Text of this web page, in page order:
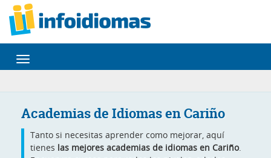
Desplegar
navegación
Academias de Idiomas en Cariño
Tanto si necesitas aprender como mejorar, aquí
tienes las mejores academias de idiomas en Cariño.